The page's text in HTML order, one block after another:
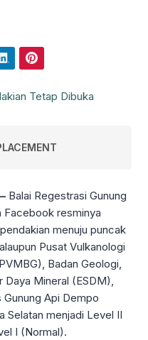
Balai Regestrasi Gunung
Facebook resminya
menuju puncak
Pusat Vulkanologi
Badan Geologi,
Daya Mineral (ESDM),
Api Dempo
Selatan menjadi Level II
I (Normal).